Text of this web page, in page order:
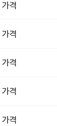
가격
가격
가격
가격
가격